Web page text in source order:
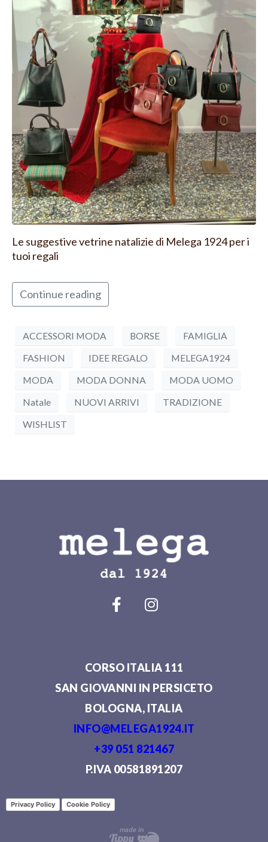
Le suggestive vetrine natalizie di Melega 1924 per i
tuoi regali
Continue reading
ACCESSORI MODA BORSE
FAMIGLIA
FASHION
IDEE REGALO
MELEGA1924
MODA
MODA DONNA
MODA UOMO
Natale
NUOVI ARRIVI
TRADIZIONE
WISHLIST
CORSO ITALIA 111
SAN GIOVANNI IN PERSICETO
BOLOGNA, ITALIA
INFO@MELEGA1924.IT
+39 051 821467
P.IVA 00581891207
Privacy Policy Cookie Policy